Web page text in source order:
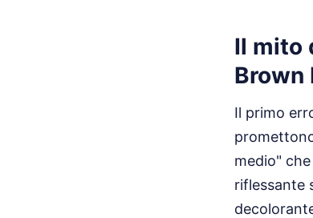
Il mito
Brown
Il primo
medio"
riflessante